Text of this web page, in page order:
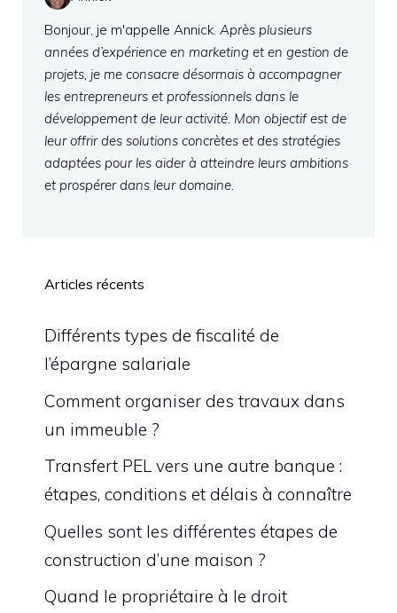
Bonjour, je m'appelle Annick. Après plusieurs
années d’expérience en marketing et en gestion de
projets, je me consacre désormais à accompagner
les entrepreneurs et professionnels dans le
développement de leur activité. Mon objectif est de
leur offrir des solutions concrètes et des stratégies
adaptées pour les aider à atteindre leurs ambitions
et prospérer dans leur domaine.
Articles récents
Différents types de fiscalité de
l’épargne salariale
Comment organiser des travaux dans
un immeuble ?
Transfert PEL vers une autre banque :
étapes, conditions et délais à connaître
Quelles sont les différentes étapes de
construction d’une maison ?
Quand le propriétaire à le droit